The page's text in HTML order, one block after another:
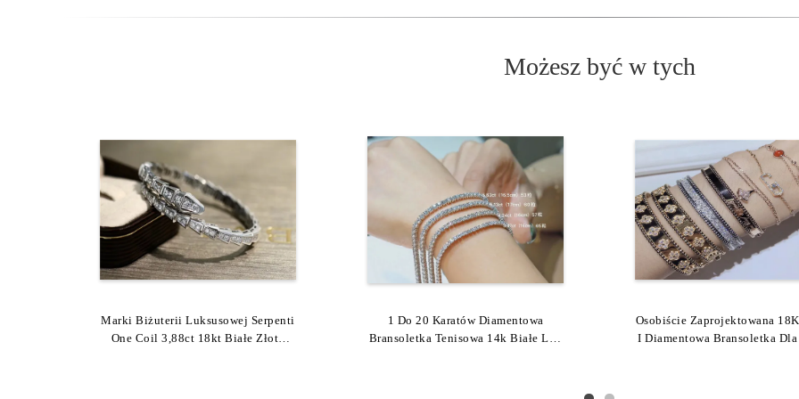
Możesz być w tych
Marki Biżuterii Luksusowej Serpenti
One Coil 3,88ct 18kt Białe Złoto
1 Do 20 Karatów Diamentowa
Bransoletka Tenisowa 14k Białe Lub
Osobiście Zaprojektowana
I Diamentowa Bransoletka Dla
Świecący 18K Złoty Diament
Szampana Paryż Wiążąca
Brand 18K Żółty Złoty Bransoletka
Miłosna Z 4 Diamentami
Elegantna Divas Dream 18K
Diamentowa Bransoletka Z